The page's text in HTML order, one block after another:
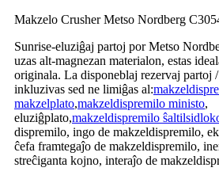
Makzelo Crusher Metso Nordberg
Sunrise-eluziĝaj partoj por Metso
uzas alt-magnezan materialon, estas
originala. La disponeblaj rezervaj partoj
inkluzivas sed ne limiĝas al:
makzelplato,makzeldispremilo ministo,
eluziĝplato,makzeldispremilo
dispremilo, ingo de makzeldispremilo,
ĉefa framtegaĵo de makzeldispremilo,
streĉiganta kojno, interaĵo de